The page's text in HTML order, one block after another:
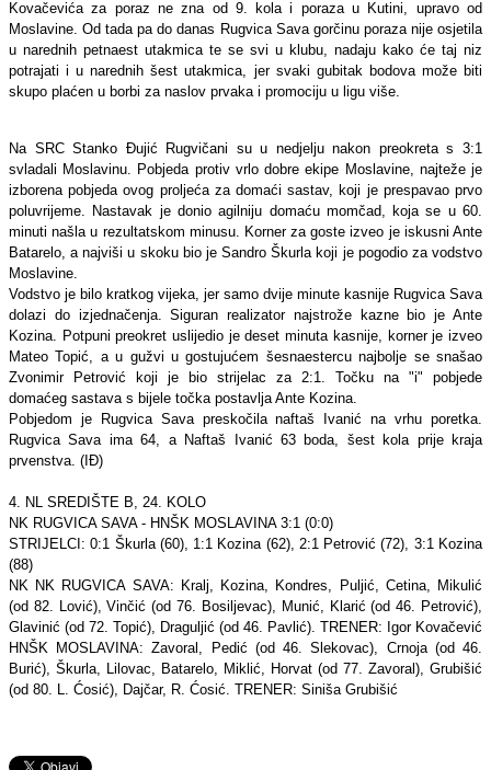
Kovačevića za poraz ne zna od 9. kola i poraza u Kutini, upravo od
Moslavine. Od tada pa do danas Rugvica Sava gorčinu poraza nije osjetila
u narednih petnaest utakmica te se svi u klubu, nadaju kako će taj niz
potrajati i u narednih šest utakmica, jer svaki gubitak bodova može biti
skupo plaćen u borbi za naslov prvaka i promociju u ligu više.
Na SRC Stanko Đujić Rugvičani su u nedjelju nakon preokreta s 3:1
svladali Moslavinu. Pobjeda protiv vrlo dobre ekipe Moslavine, najteže je
izborena pobjeda ovog proljeća za domaći sastav, koji je prespavao prvo
poluvrijeme. Nastavak je donio agilniju domaću momčad, koja se u 60.
minuti našla u rezultatskom minusu. Korner za goste izveo je iskusni Ante
Batarelo, a najviši u skoku bio je Sandro Škurla koji je pogodio za vodstvo
Moslavine.
Vodstvo je bilo kratkog vijeka, jer samo dvije minute kasnije Rugvica Sava
dolazi do izjednačenja. Siguran realizator najstrože kazne bio je Ante
Kozina. Potpuni preokret uslijedio je deset minuta kasnije, korner je izveo
Mateo Topić, a u gužvi u gostujućem šesnaestercu najbolje se snašao
Zvonimir Petrović koji je bio strijelac za 2:1. Točku na "i" pobjede
domaćeg sastava s bijele točka postavlja Ante Kozina.
Pobjedom je Rugvica Sava preskočila naftaš Ivanić na vrhu poretka.
Rugvica Sava ima 64, a Naftaš Ivanić 63 boda, šest kola prije kraja
prvenstva. (IĐ)
4. NL SREDIŠTE B, 24. KOLO
NK RUGVICA SAVA - HNŠK MOSLAVINA 3:1 (0:0)
STRIJELCI: 0:1 Škurla (60), 1:1 Kozina (62), 2:1 Petrović (72), 3:1 Kozina
(88)
NK NK RUGVICA SAVA: Kralj, Kozina, Kondres, Puljić, Cetina, Mikulić
(od 82. Lović), Vinčić (od 76. Bosiljevac), Munić, Klarić (od 46. Petrović),
Glavinić (od 72. Topić), Draguljić (od 46. Pavlić). TRENER: Igor Kovačević
HNŠK MOSLAVINA: Zavoral, Pedić (od 46. Slekovac), Crnoja (od 46.
Burić), Škurla, Lilovac, Batarelo, Miklić, Horvat (od 77. Zavoral), Grubišić
(od 80. L. Ćosić), Dajčar, R. Ćosić. TRENER: Siniša Grubišić